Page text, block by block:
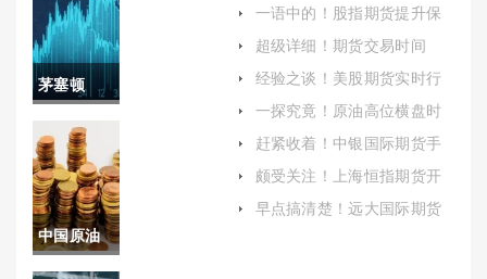
茅塞顿
开！期货
原油在线
喊单(关注
市场动态
中国原油
一语中的！股指期货提升保
证金上限(股指期货如何增加
保证金)
超级详细！期货交易时间
表：掌握市场脉搏的关键
经验之谈！美股期货实时行
情(美国期货交易时间段)
一探究竟！原油高位横盘时
间(原油高开低走有什么影响)
赶紧收着！中银国际期货手
续费(中银国际期货账号冻结
怎么办)
颇受关注！上海恒指期货开
户(炒恒指期货开户)
早点搞清楚！远大国际期货